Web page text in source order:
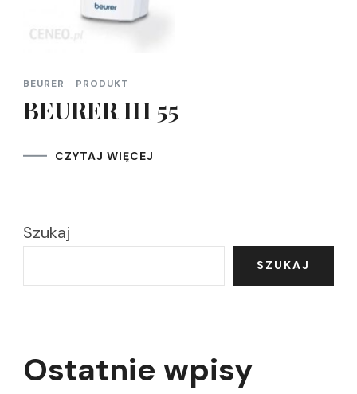
BEURER PRODUKT
BEURER IH 55
CZYTAJ WIĘCEJ
Szukaj
SZUKAJ
Ostatnie wpisy